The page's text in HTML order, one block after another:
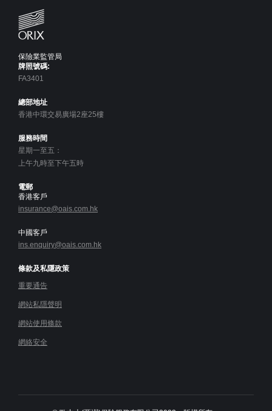
保險業監管局
牌照號碼:
FA3401
總部地址
香港中環交易廣場2座25樓
服務時間
星期一至五：
上午九時至下午五時
電郵
香港客戶
insurance@oais.com.hk
中國客戶
ins.enquiry@oais.com.hk
條款及私隱政策
重要通告
網站私隱聲明
網站使用條款
網絡安全